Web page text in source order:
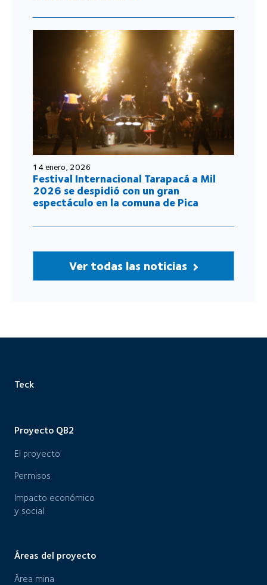
14 enero, 2026
Festival Internacional Tarapacá a Mil
2026 se despidió con un gran
espectáculo en la comuna de Pica
Ver todas las noticias
Teck
Proyecto QB2
El proyecto
Permisos
Impacto económico
y social
Áreas del proyecto
Área mina